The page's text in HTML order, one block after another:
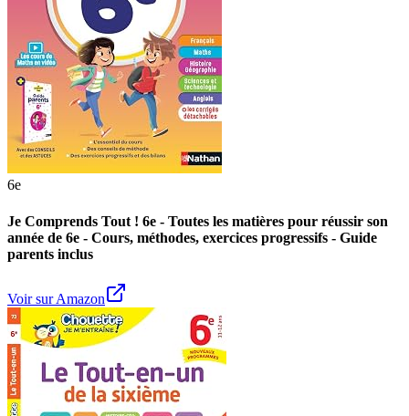
6e
Je Comprends Tout ! 6e - Toutes les matières pour réussir son
année de 6e - Cours, méthodes, exercices progressifs - Guide
parents inclus
Voir sur Amazon